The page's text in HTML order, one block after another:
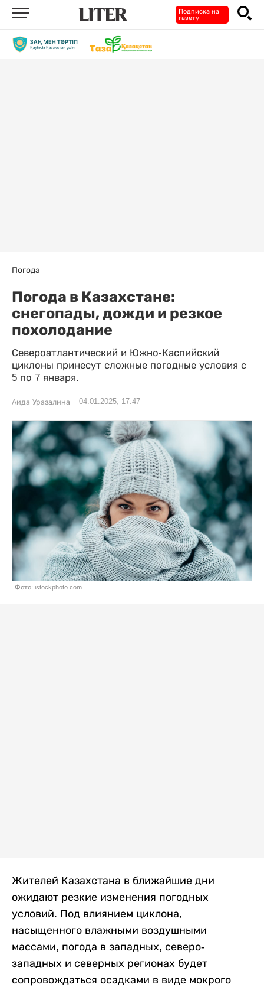
Подписка на
газету
Погода
Погода в Казахстане:
снегопады, дожди и резкое
похолодание
Североатлантический и Южно-Каспийский
циклоны принесут сложные погодные условия с
5 по 7 января.
Аида Уразалина 04.01.2025, 17:47
Фото: istockphoto.com
Жителей Казахстана в ближайшие дни
ожидают резкие изменения погодных
условий. Под влиянием циклона,
насыщенного влажными воздушными
массами, погода в западных, северо-
западных и северных регионах будет
сопровождаться осадками в виде мокрого